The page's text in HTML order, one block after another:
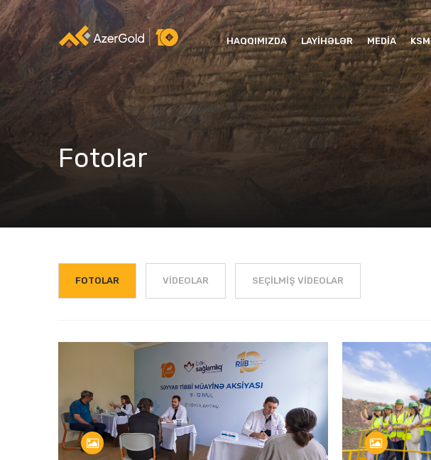
HAQQIMIZDA LAYIHƏLƏR MEDIA KSM
Fotolar
FOTOLAR VIDEOLAR SEÇILMIŞ VIDEOLAR